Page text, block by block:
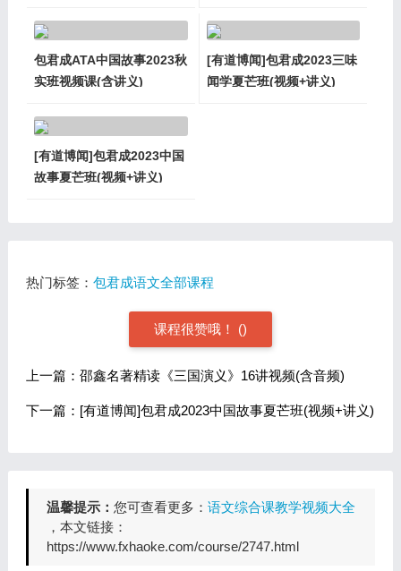
包君成ATA中国故事2023秋
实班视频课(含讲义)
[有道博闻]包君成2023三味
闻学夏芒班(视频+讲义)
[有道博闻]包君成2023中国
故事夏芒班(视频+讲义)
热门标签： 包君成语文全部课程
课程很赞哦！ ()
上一篇：邵鑫名著精读《三国演义》16讲视频(含音频)
下一篇：[有道博闻]包君成2023中国故事夏芒班(视频+讲义)
温馨提示： 您可查看更多： 语文综合课教学视频大全
，本文链接：
https://www.fxhaoke.com/course/2747.html